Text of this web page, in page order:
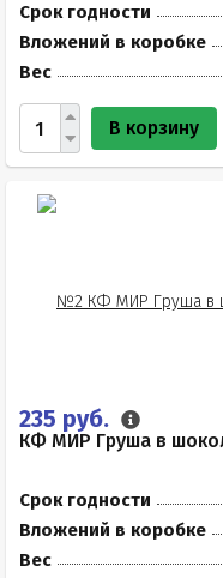
Срок годности
Вложений в коробке
Вес
В корзину
235 руб.
КФ МИР Груша в
Срок годности
Вложений в коробке
Вес